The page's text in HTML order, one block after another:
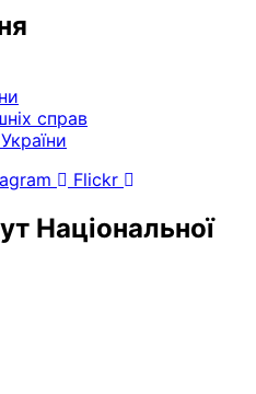
справ
Flickr
Національної